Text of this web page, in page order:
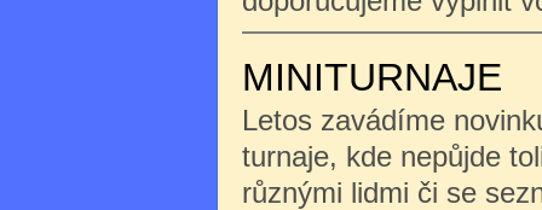
MINITURNAJE
Letos zavádíme
turnaje, kde nepůjde
různými lidmi či se